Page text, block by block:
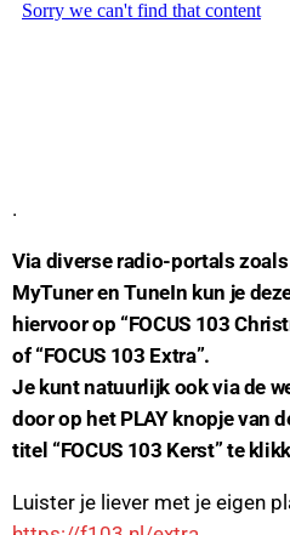
.
Via diverse radio-portals zoals
MyTuner en TuneIn kun je
hiervoor op “FOCUS 103
of “FOCUS 103 Extra”.
Je kunt natuurlijk ook via de
door op het PLAY knopje van
titel “FOCUS 103 Kerst” te
Luister je liever met je eigen